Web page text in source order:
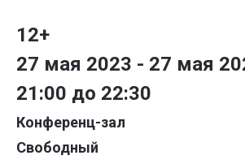
12+
27 мая 2023 - 27 мая
21:00 до 22:30
Конференц-зал
Свободный